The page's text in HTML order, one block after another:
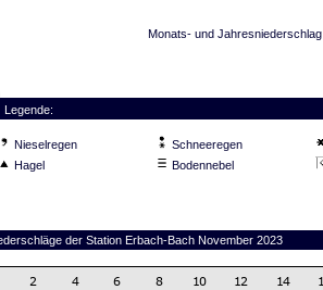
Monats- und Jahresniederschlag
Legende:
Nieselregen
Schneeregen
Hagel
Bodennebel
der Station Erbach-Bach November 2023